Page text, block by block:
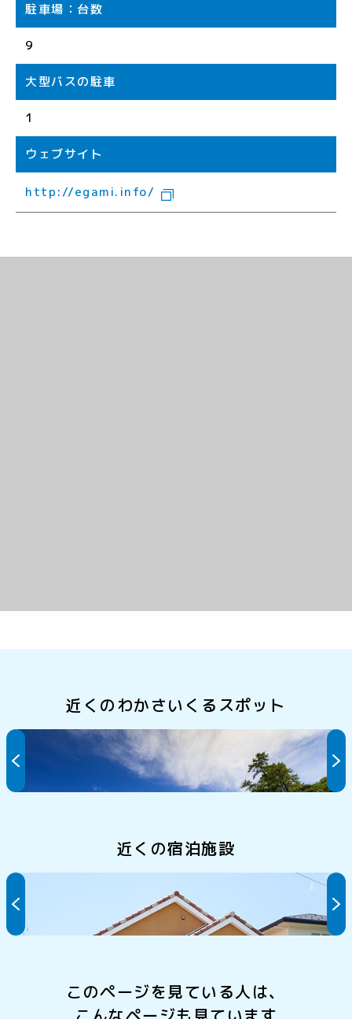
駐車場：台数
9
大型バスの駐車
1
ウェブサイト
http://egami.info/
近くのわかさいくるスポット
城山公園・明鏡洞(城山海水浴場)
近くの宿泊施設
このページを見ている人は、